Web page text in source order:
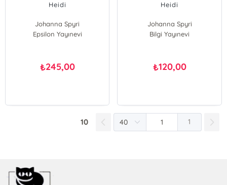
Heidi
Johanna Spyri
Epsilon Yayınevi
₺245,00
Heidi
Johanna Spyri
Bilgi Yayınevi
₺120,00
10 1